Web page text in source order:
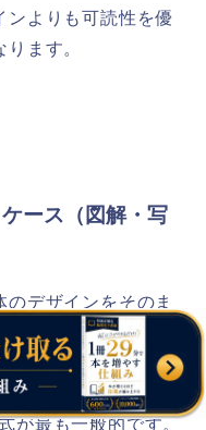
ンよりも可読性を優
ます。
ース（図解・写
デザインをそのま
プレゼン資料など、
いています。
が最も一般的です。